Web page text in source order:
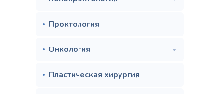
Проктология
Онкология
Пластическая хирургия